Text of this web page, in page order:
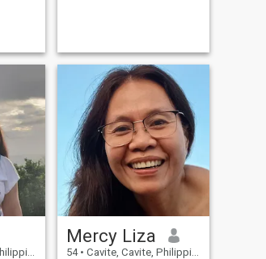
toi 😊.
à
attentionnée, gentille et
compréhensive. Je suis un
bon ami et un partenaire très
dévoué. Mon travail me
prend beaucoup de temps,
mais quand je suis libre,
j'aime faire du jardinage.
J'ai mon petit jardin où je
fais pousser beaucoup de
fleurs. J'aime voyager car
c'est toujours intéressant et
j'ai toujours la chance
d'apprendre quelque chose
de nouveau pour moi-même.
Mercy Liza
54 • Cavite, Cavite, Philippines